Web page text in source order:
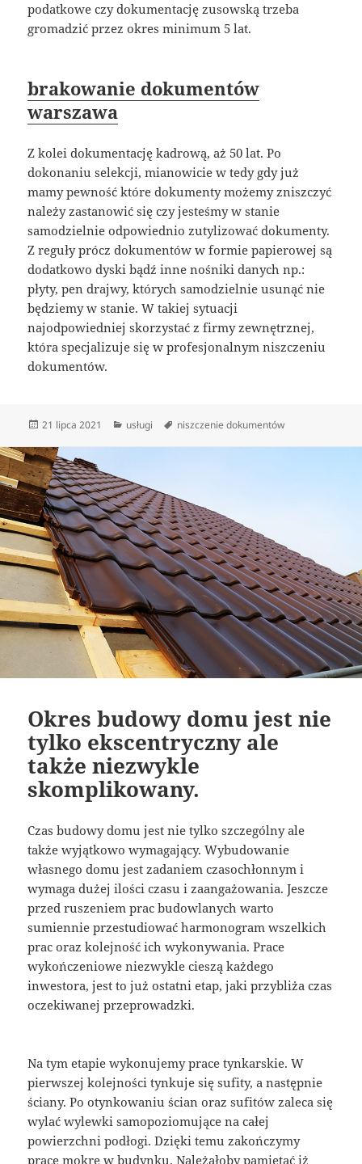
podatkowe czy dokumentację zusowską trzeba
gromadzić przez okres minimum 5 lat.
brakowanie dokumentów
warszawa
Z kolei dokumentację kadrową, aż 50 lat. Po
dokonaniu selekcji, mianowicie w tedy gdy już
mamy pewność które dokumenty możemy zniszczyć
należy zastanowić się czy jesteśmy w stanie
samodzielnie odpowiednio zutylizować dokumenty.
Z reguły prócz dokumentów w formie papierowej są
dodatkowo dyski bądź inne nośniki danych np.:
płyty, pen drajwy, których samodzielnie usunąć nie
będziemy w stanie. W takiej sytuacji
najodpowiedniej skorzystać z firmy zewnętrznej,
która specjalizuje się w profesjonalnym niszczeniu
dokumentów.
Data
21 lipca 2021 Kategorie
usługi Tagi
niszczenie dokumentów
Okres budowy domu jest nie
tylko ekscentryczny ale
także niezwykle
skomplikowany.
Czas budowy domu jest nie tylko szczególny ale
także wyjątkowo wymagający. Wybudowanie
własnego domu jest zadaniem czasochłonnym i
wymaga dużej ilości czasu i zaangażowania. Jeszcze
przed ruszeniem prac budowlanych warto
sumiennie przestudiować harmonogram wszelkich
prac oraz kolejność ich wykonywania. Prace
wykończeniowe niezwykle cieszą każdego
inwestora, jest to już ostatni etap, jaki przybliża czas
oczekiwanej przeprowadzki.
Na tym etapie wykonujemy prace tynkarskie. W
pierwszej kolejności tynkuje się sufity, a następnie
ściany. Po otynkowaniu ścian oraz sufitów zaleca się
wylać wylewki samopoziomujące na całej
powierzchni podłogi. Dzięki temu zakończymy
prace mokre w budynku. Należałoby pamiętać iż